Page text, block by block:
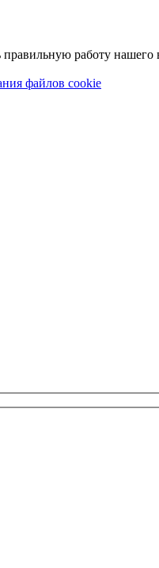
работу нашего
файлов cookie